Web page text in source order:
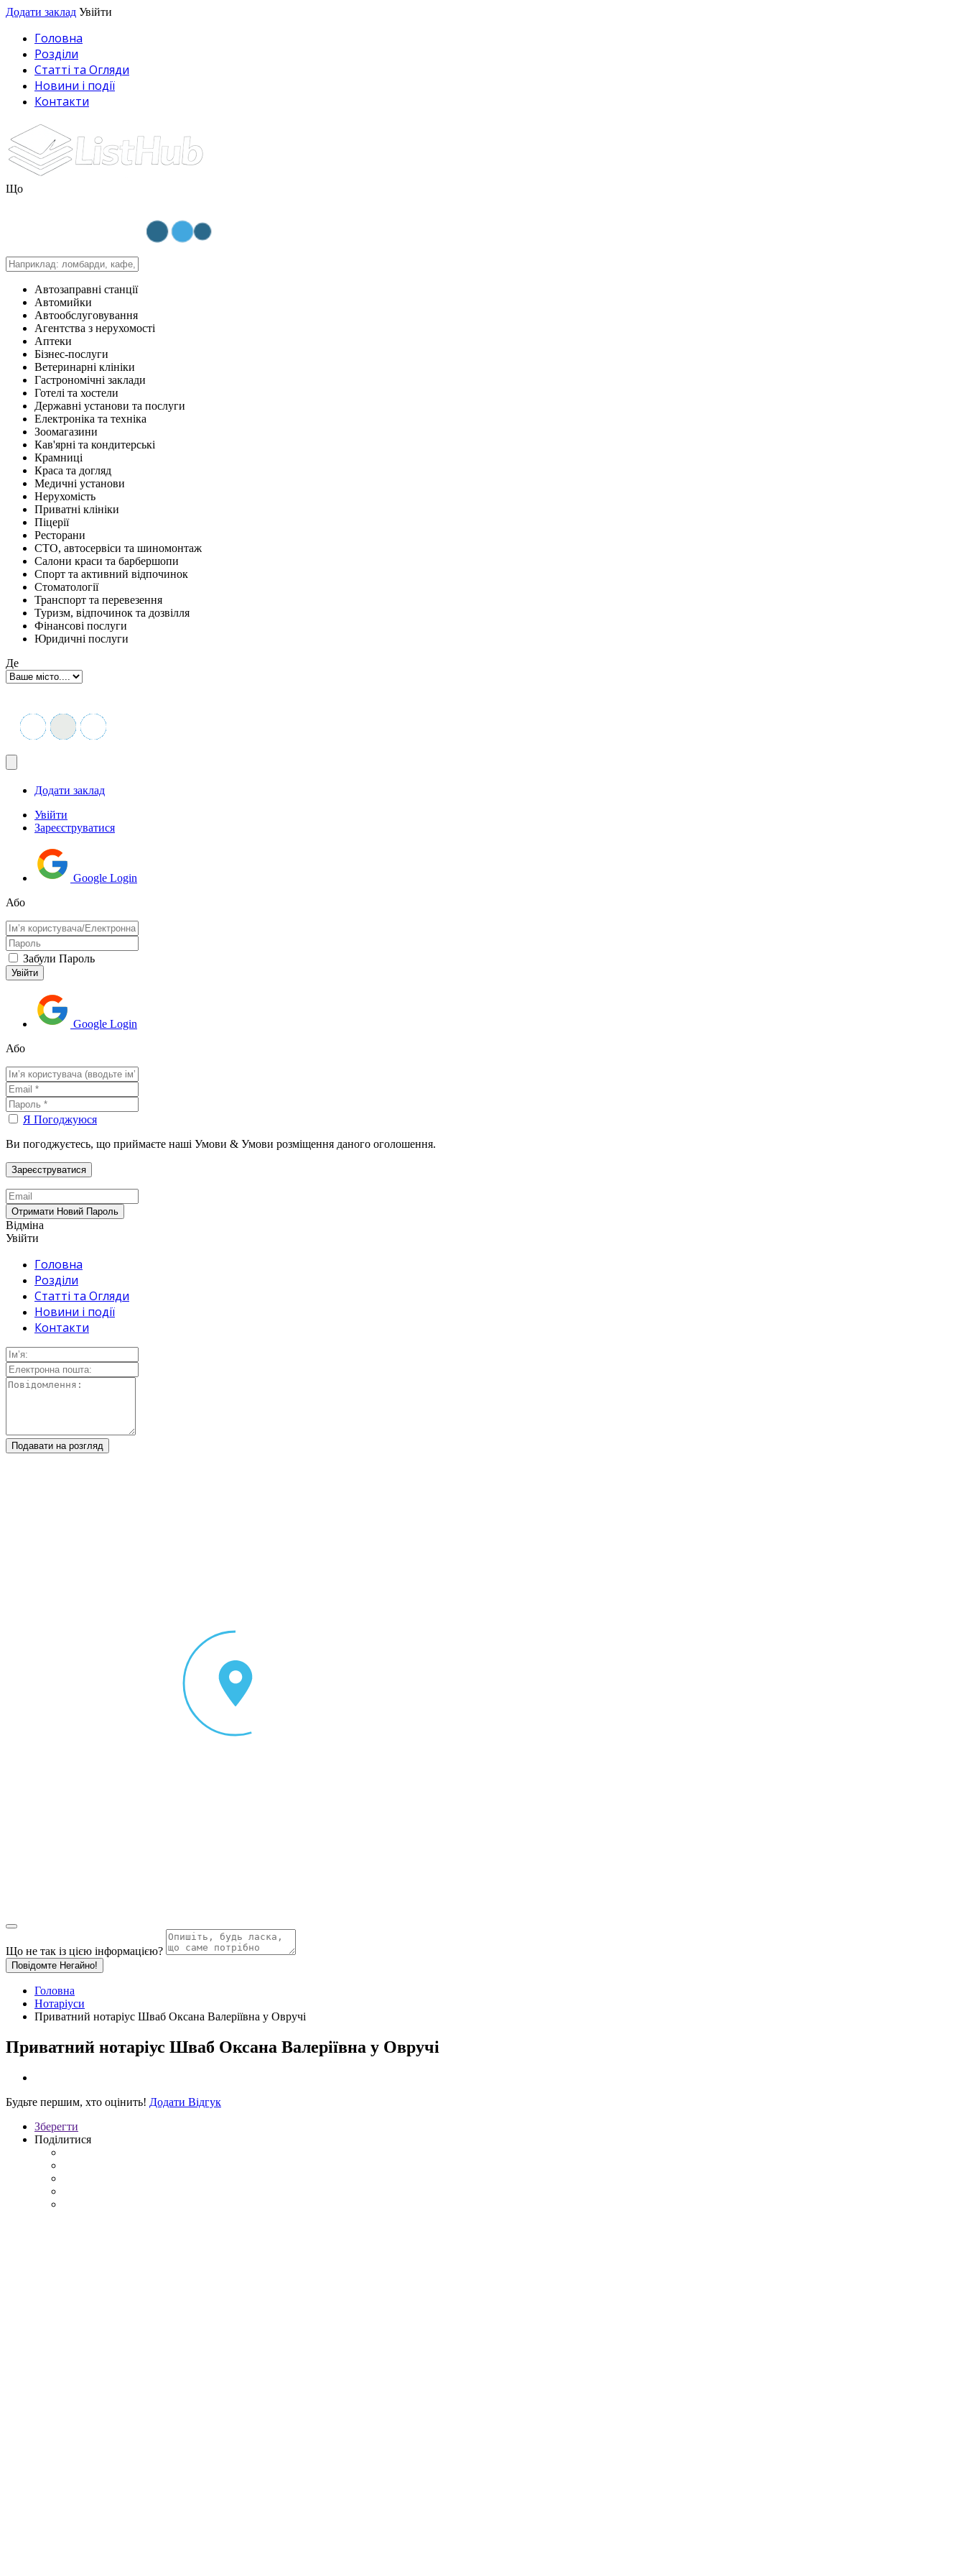
Додати заклад Увійти
Головна
Розділи
Статті та Огляди
Новини і події
Контакти
Що
Автозаправні станції
Автомийки
Автообслуговування
Агентства з нерухомості
Аптеки
Бізнес-послуги
Ветеринарні клініки
Гастрономічні заклади
Готелі та хостели
Державні установи та послуги
Електроніка та техніка
Зоомагазини
Кав'ярні та кондитерські
Крамниці
Краса та догляд
Медичні установи
Нерухомість
Приватні клініки
Піцерії
Ресторани
СТО, автосервіси та шиномонтаж
Салони краси та барбершопи
Спорт та активний відпочинок
Стоматології
Транспорт та перевезення
Туризм, відпочинок та дозвілля
Фінансові послуги
Юридичні послуги
Де
Додати заклад
Увійти
Зареєструватися
Google Login
Або
Забули Пароль
Google Login
Або
Я Погоджуюся
Ви погоджуєтесь, що приймаєте наші Умови & Умови розміщення даного оголошення.
Відміна
Увійти
Головна
Розділи
Статті та Огляди
Новини і події
Контакти
Що не так із цією інформацією?
Повідомте Негайно!
Головна
Нотаріуси
Приватний нотаріус Шваб Оксана Валеріївна у Овручі
Приватний нотаріус Шваб Оксана Валеріївна у Овручі
Будьте першим, хто оцінить! Додати Відгук
Зберегти
Поділитися